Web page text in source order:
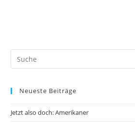
Neueste Beiträge
Jetzt also doch: Amerikaner